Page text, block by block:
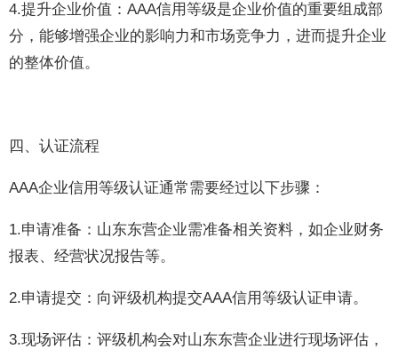
4.提升企业价值：AAA信用等级是企业价值的重要组成部
分，能够增强企业的影响力和市场竞争力，进而提升企业
的整体价值。
四、认证流程
AAA企业信用等级认证通常需要经过以下步骤：
1.申请准备：山东东营企业需准备相关资料，如企业财务
报表、经营状况报告等。
2.申请提交：向评级机构提交AAA信用等级认证申请。
3.现场评估：评级机构会对山东东营企业进行现场评估，